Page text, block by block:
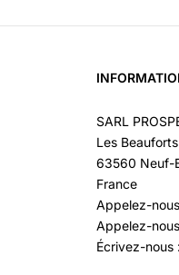
SARL
Les Beauforts
63560 Neuf-
France
Appelez-
Appelez-
Écrivez-